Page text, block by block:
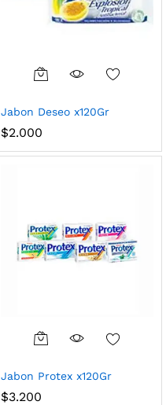
Jabon Deseo x120Gr
$2.000
Jabon Protex x120Gr
$3.200